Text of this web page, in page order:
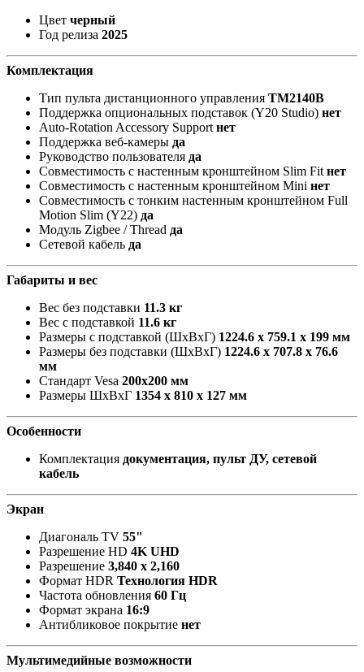
Цвет черный
Год релиза 2025
Комплектация
Тип пульта дистанционного управления TM2140В
Поддержка опциональных подставок (Y20 Studio) нет
Auto-Rotation Accessory Support нет
Поддержка веб-камеры да
Руководство пользователя да
Совместимость с настенным кронштейном Slim Fit нет
Совместимость с настенным кронштейном Mini нет
Совместимость с тонким настенным кронштейном Full
Motion Slim (Y22) да
Модуль Zigbee / Thread да
Сетевой кабель да
Габариты и вес
Вес без подставки 11.3 кг
Вес с подставкой 11.6 кг
Размеры с подставкой (ШxВxГ) 1224.6 x 759.1 x 199 мм
Размеры без подставки (ШxВxГ) 1224.6 x 707.8 x 76.6
мм
Стандарт Vesa 200х200 мм
Размеры ШxВxГ 1354 x 810 x 127 мм
Особенности
Комплектация документация, пульт ДУ, сетевой
кабель
Экран
Диагональ TV 55"
Разрешение HD 4K UHD
Разрешение 3,840 x 2,160
Формат HDR Технология HDR
Частота обновления 60 Гц
Формат экрана 16:9
Антибликовое покрытие нет
Мультимедийные возможности